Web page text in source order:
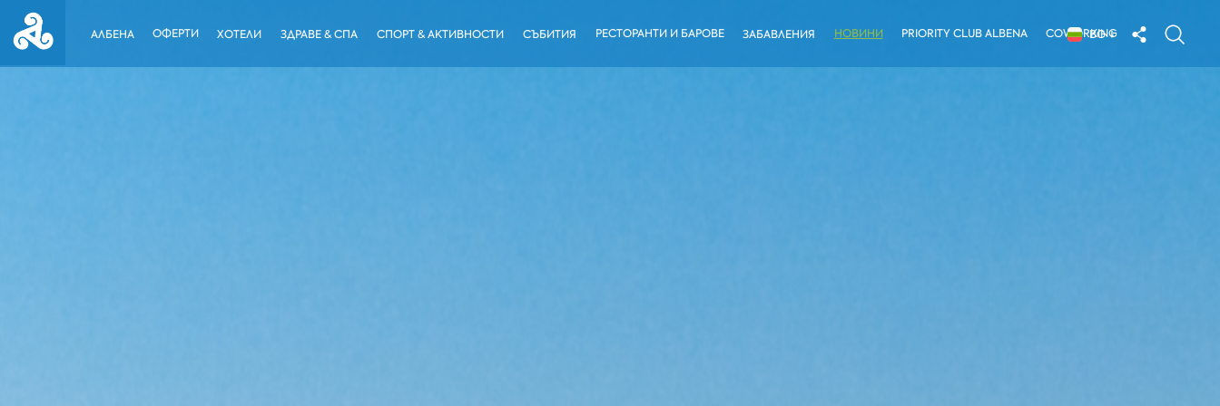
АЛБЕНА ОФЕРТИ ХОТЕЛИ ЗДРАВЕ & СПА СПОРТ & АКТИВНОСТИ СЪБИТИЯ РЕСТОРАНТИ И БАРОВЕ ЗАБАВЛЕНИЯ НОВИНИ PRIORITY CLUB ALBENA COWORKING
BG